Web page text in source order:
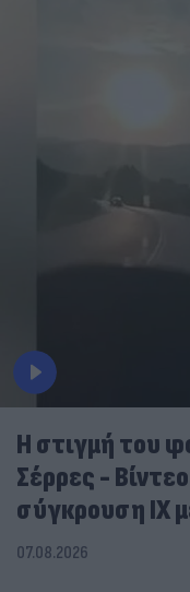
Η στιγμή του
Σέρρες -
σύγκρουση ΙΧ
07.08.2026